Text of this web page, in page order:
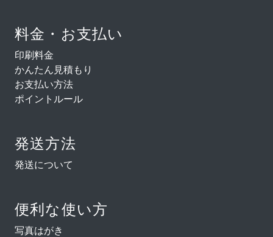
料金・お支払い
印刷料金
かんたん見積もり
お支払い方法
ポイントルール
発送方法
発送について
便利な使い方
写真はがき